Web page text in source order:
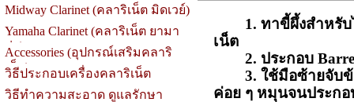
Midway Clarinet (คลาริเน็ต มิดเวย์)
Yamaha Clarinet (คลาริเน็ต ยามา
ฮ่า)
Accessories (อุปกรณ์เสริมคลาริ
เน็ต)
วิธีประกอบเครื่องคลาริเน็ต
วิธีทำความสะอาด ดูแลรักษา
1. ทาขี้ผึ้งสำหรับไ
เน็ต
2. ประกอบ Barrel
3. ใช้มือซ้ายจับข้อ
ค่อย ๆ หมุนจนประก